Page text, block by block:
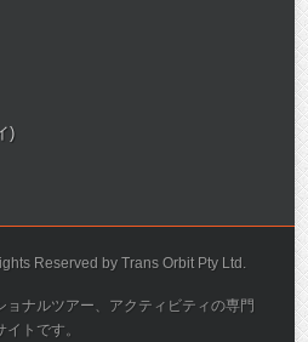
)
Reserved by Trans Orbit Pty Ltd.
ョナルツアー、アクティビティの専門
イトです。